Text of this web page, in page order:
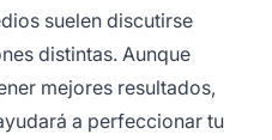
suelen discutirse
distintas. Aunque
mejores resultados,
a perfeccionar tu